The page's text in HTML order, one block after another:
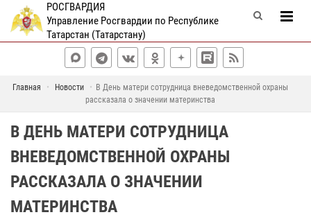
РОСГВАРДИЯ
Управление Росгвардии по Республике
Татарстан (Татарстану)
Главная Новости
В День матери сотрудница вневедомственной охраны
рассказала о значении материнства
В ДЕНЬ МАТЕРИ СОТРУДНИЦА
ВНЕВЕДОМСТВЕННОЙ ОХРАНЫ
РАССКАЗАЛА О ЗНАЧЕНИИ
МАТЕРИНСТВА